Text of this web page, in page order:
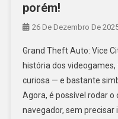
porém!
26 De Dezembro De
Grand Theft Auto: Vice
história dos
curiosa — e bastante
Agora, é possível rodar
navegador, sem precisar